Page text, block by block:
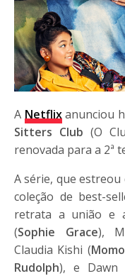
A Netflixanunciou
Sitters Club (O
renovada para a 2ª
A série, que
coleção de best-
retrata a união e
(Sophie Grace),
Claudia Kishi (
Rudolph), e Dawn